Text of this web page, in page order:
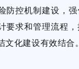
防控机制建设，
要求和管理流程
文化建设有效结合。